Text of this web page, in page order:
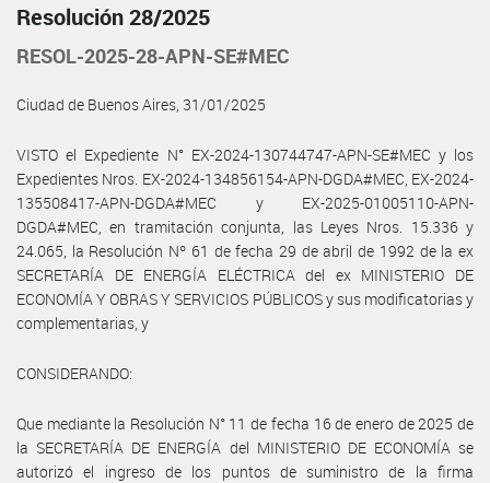
Resolución 28/2025
RESOL-2025-28-APN-SE#MEC
Ciudad de Buenos Aires, 31/01/2025
VISTO el Expediente N° EX-2024-130744747-APN-SE#MEC y los
Expedientes Nros. EX-2024-134856154-APN-DGDA#MEC, EX-2024-
135508417-APN-DGDA#MEC y EX-2025-01005110-APN-
DGDA#MEC, en tramitación conjunta, las Leyes Nros. 15.336 y
24.065, la Resolución Nº 61 de fecha 29 de abril de 1992 de la ex
SECRETARÍA DE ENERGÍA ELÉCTRICA del ex MINISTERIO DE
ECONOMÍA Y OBRAS Y SERVICIOS PÚBLICOS y sus modificatorias y
complementarias, y
CONSIDERANDO:
Que mediante la Resolución N° 11 de fecha 16 de enero de 2025 de
la SECRETARÍA DE ENERGÍA del MINISTERIO DE ECONOMÍA se
autorizó el ingreso de los puntos de suministro de la firma